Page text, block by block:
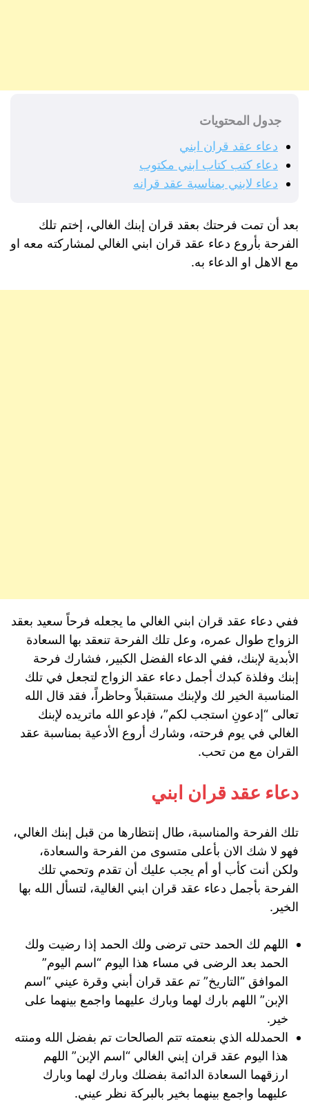
جدول المحتويات
دعاء عقد قران ابني
دعاء كتب كتاب ابني مكتوب
دعاء لابني بمناسبة عقد قرانه
بعد أن تمت فرحتك بعقد قران إبنك الغالي، إختم تلك
الفرحة بأروع دعاء عقد قران ابني الغالي لمشاركته معه او
مع الاهل او الدعاء به.
ففي دعاء عقد قران ابني الغالي ما يجعله فرحاً سعيد بعقد
الزواج طوال عمره، وعل تلك الفرحة تنعقد بها السعادة
الأبدية لإبنك، ففي الدعاء الفضل الكبير، فشارك فرحة
إبنك وفلذة كبدك أجمل دعاء عقد الزواج لتجعل في تلك
المناسبة الخير لك ولإبنك مستقبلاً وحاظراً، فقد قال الله
تعالى “إدعونِ استجب لكم”، فإدعو الله ماتريده لإبنك
الغالي في يوم فرحته، وشارك أروع الأدعية بمناسبة عقد
القران مع من تحب.
دعاء عقد قران ابني
تلك الفرحة والمناسبة، طال إنتظارها من قبل إبنك الغالي،
فهو لا شك الان بأعلى متسوى من الفرحة والسعادة،
ولكن أنت كأب أو أم يجب عليك أن تقدم وتحمي تلك
الفرحة بأجمل دعاء عقد قران ابني الغالية، لتسأل الله بها
الخير.
اللهم لك الحمد حتى ترضى ولك الحمد إذا رضيت ولك
الحمد بعد الرضى في مساء هذا اليوم “اسم اليوم”
الموافق “التاريخ” تم عقد قران أبني وقرة عيني “اسم
الإبن” اللهم بارك لهما وبارك عليهما واجمع بينهما على
خير.
الحمدلله الذي بنعمته تتم الصالحات تم بفضل الله ومنته
هذا اليوم عقد قران إبني الغالي “اسم الإبن” اللهم
ارزقهما السعادة الدائمة بفضلك وبارك لهما وبارك
عليهما واجمع بينهما بخير بالبركة نظر عيني.